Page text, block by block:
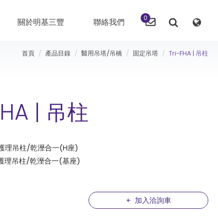
0
關於明基三豐 聯絡我們
首頁 產品目錄 醫用吊塔/吊橋 固定吊塔 Tri-FHA | 吊柱
| 吊柱
理吊柱/乾溼合一(H座)
理吊柱/乾溼合一(基座)
加入洽詢車